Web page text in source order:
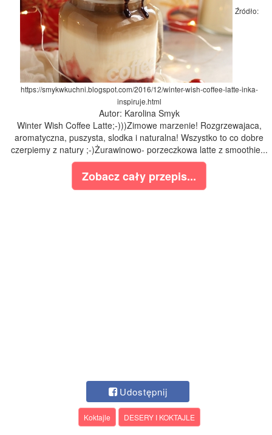
Źródło:
https://smykwkuchni.blogspot.com/2016/12/winter-wish-coffee-latte-inka-
inspiruje.html
Autor: Karolina Smyk
Winter Wish Coffee Latte;-)))Zimowe marzenie! Rozgrzewajaca,
aromatyczna, puszysta, slodka i naturalna! Wszystko to co dobre
czerpiemy z natury ;-)Żurawinowo- porzeczkowa latte z smoothie...
Zobacz cały przepis...
Udostępnij
Koktajle DESERY I KOKTAJLE